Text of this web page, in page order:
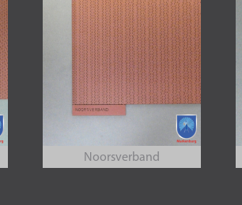
Noorsverband